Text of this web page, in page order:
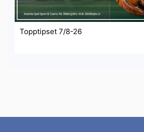
Topptipset 7/8-26